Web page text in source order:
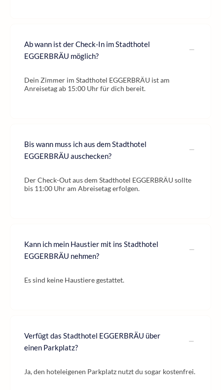
Ab wann ist der Check-In im Stadthotel
EGGERBRÄU möglich?
Dein Zimmer im Stadthotel EGGERBRÄU ist am
Anreisetag ab 15:00 Uhr für dich bereit.
Bis wann muss ich aus dem Stadthotel
EGGERBRÄU auschecken?
Der Check-Out aus dem Stadthotel EGGERBRÄU sollte
bis 11:00 Uhr am Abreisetag erfolgen.
Kann ich mein Haustier mit ins Stadthotel
EGGERBRÄU nehmen?
Es sind keine Haustiere gestattet.
Verfügt das Stadthotel EGGERBRÄU über
einen Parkplatz?
Ja, den hoteleigenen Parkplatz nutzt du sogar kostenfrei.